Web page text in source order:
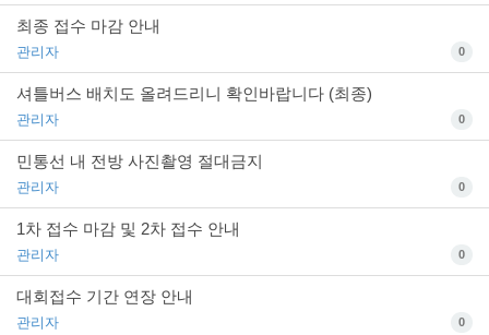
최종 접수 마감 안내
관리자 0
셔틀버스 배치도 올려드리니 확인바랍니다 (최종)
관리자 0
민통선 내 전방 사진촬영 절대금지
관리자 0
1차 접수 마감 및 2차 접수 안내
관리자 0
대회접수 기간 연장 안내
관리자 0